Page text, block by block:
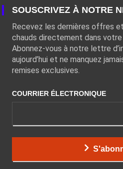
SOUSCRIVEZ À NOTRE
Recevez les dernières offres
chauds directement dans
Abonnez-vous à notre lettre
aujourd’hui et ne manquez
remises exclusives.
COURRIER ÉLECTRONIQUE